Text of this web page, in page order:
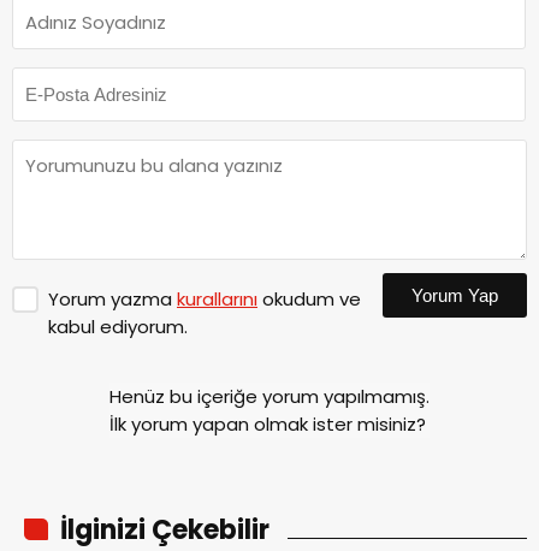
Yorum yazma kurallarınıokudum ve
kabul ediyorum.
Yorum Yap
Henüz bu içeriğe yorum yapılmamış.
İlk yorum yapan olmak ister misiniz?
İlginizi Çekebilir